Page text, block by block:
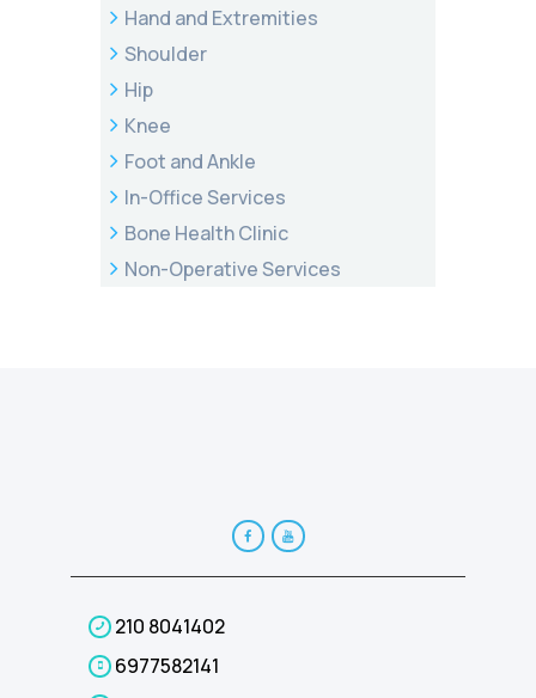
Hand and Extremities
Shoulder
Hip
Knee
Foot and Ankle
In-Office Services
Bone Health Clinic
Non-Operative Services
210 8041402
6977582141